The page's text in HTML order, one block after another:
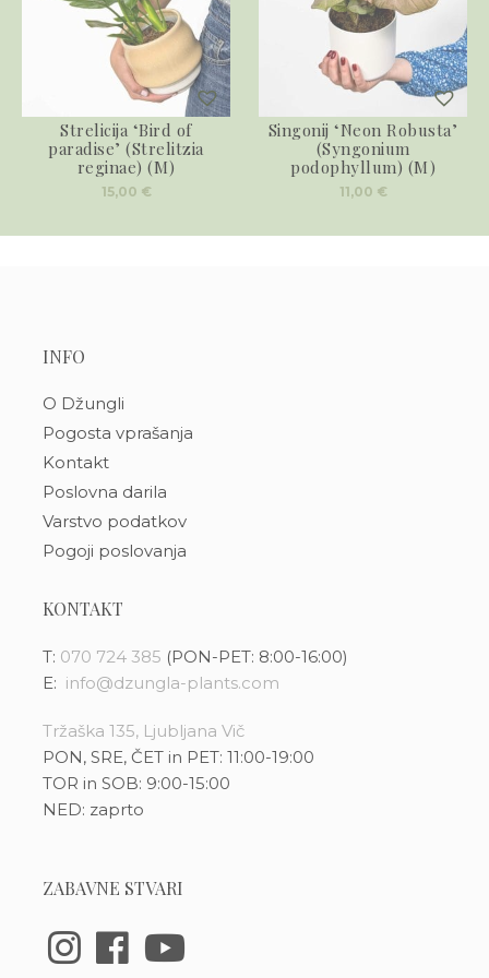
Strelicija ‘Bird of
paradise’ (Strelitzia
reginae) (M)
15,00 €
Singonij ‘Neon Robusta’
(Syngonium
podophyllum) (M)
11,00 €
INFO
O Džungli
Pogosta vprašanja
Kontakt
Poslovna darila
Varstvo podatkov
Pogoji poslovanja
KONTAKT
T: 070 724 385 (PON-PET: 8:00-16:00)
E: info@dzungla-plants.com
Tržaška 135, Ljubljana Vič
PON, SRE, ČET in PET: 11:00-19:00
TOR in SOB: 9:00-15:00
NED: zaprto
ZABAVNE STVARI